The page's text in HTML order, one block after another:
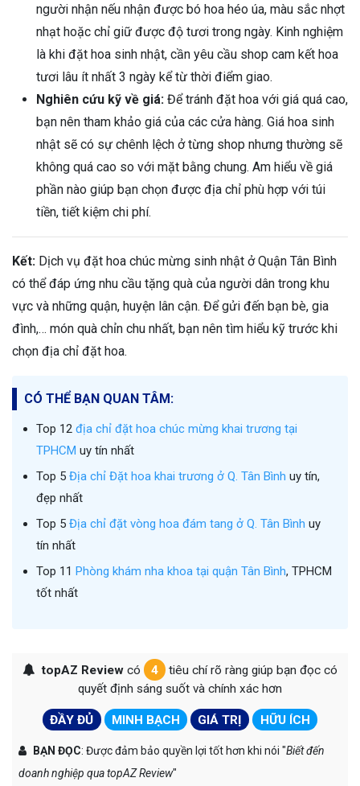
người nhận nếu nhận được bó hoa héo úa, màu sắc nhợt
nhạt hoặc chỉ giữ được độ tươi trong ngày. Kinh nghiệm
là khi đặt hoa sinh nhật, cần yêu cầu shop cam kết hoa
tươi lâu ít nhất 3 ngày kể từ thời điểm giao.
Nghiên cứu kỹ về giá: Để tránh đặt hoa với giá quá cao,
bạn nên tham khảo giá của các cửa hàng. Giá hoa sinh
nhật sẽ có sự chênh lệch ở từng shop nhưng thường sẽ
không quá cao so với mặt bằng chung. Am hiểu về giá
phần nào giúp bạn chọn được địa chỉ phù hợp với túi
tiền, tiết kiệm chi phí.
Kết: Dịch vụ đặt hoa chúc mừng sinh nhật ở Quận Tân Bình
có thể đáp ứng nhu cầu tặng quà của người dân trong khu
vực và những quận, huyện lân cận. Để gửi đến bạn bè, gia
đình,… món quà chỉn chu nhất, bạn nên tìm hiểu kỹ trước khi
chọn địa chỉ đặt hoa.
CÓ THỂ BẠN QUAN TÂM:
Top 12 địa chỉ đặt hoa chúc mừng khai trương tại
TPHCM uy tín nhất
Top 5 Địa chỉ Đặt hoa khai trương ở Q. Tân Bình uy tín,
đẹp nhất
Top 5 Địa chỉ đặt vòng hoa đám tang ở Q. Tân Bình uy
tín nhất
Top 11 Phòng khám nha khoa tại quận Tân Bình, TPHCM
tốt nhất
topAZ Reviewcó 4
tiêu chí rõ ràng giúp bạn đọc có
quyết định sáng suốt và chính xác hơn
ĐẦY ĐỦ MINH BẠCH GIÁ TRỊ HỮU ÍCH
BẠN ĐỌC: Được đảm bảo quyền lợi tốt hơn khi nói "Biết đến
doanh nghiệp qua topAZ Review"